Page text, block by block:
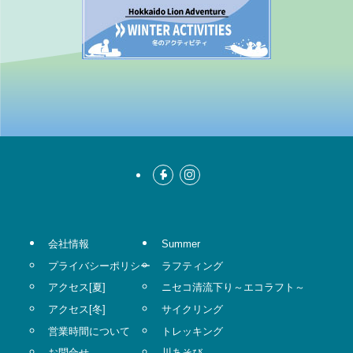
会社情報
プライバシーポリシー
アクセス[夏]
アクセス[冬]
営業時間について
Summer
ラフティング
ニセコ清流下り～エコラフト～
サイクリング
トレッキング